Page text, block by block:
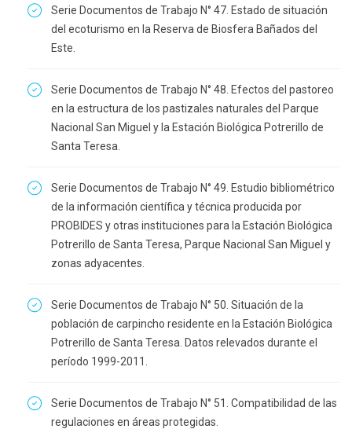
Serie Documentos de Trabajo N° 47. Estado de situación
del ecoturismo en la Reserva de Biosfera Bañados del
Este.
Serie Documentos de Trabajo N° 48. Efectos del pastoreo
en la estructura de los pastizales naturales del Parque
Nacional San Miguel y la Estación Biológica Potrerillo de
Santa Teresa.
Serie Documentos de Trabajo N° 49. Estudio bibliométrico
de la información científica y técnica producida por
PROBIDES y otras instituciones para la Estación Biológica
Potrerillo de Santa Teresa, Parque Nacional San Miguel y
zonas adyacentes.
Serie Documentos de Trabajo N° 50. Situación de la
población de carpincho residente en la Estación Biológica
Potrerillo de Santa Teresa. Datos relevados durante el
período 1999-2011.
Serie Documentos de Trabajo N° 51. Compatibilidad de las
regulaciones en áreas protegidas.